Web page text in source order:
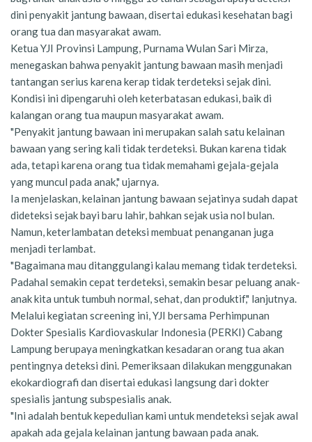
dini penyakit jantung bawaan, disertai edukasi kesehatan bagi
orang tua dan masyarakat awam.
Ketua YJI Provinsi Lampung, Purnama Wulan Sari Mirza,
menegaskan bahwa penyakit jantung bawaan masih menjadi
tantangan serius karena kerap tidak terdeteksi sejak dini.
Kondisi ini dipengaruhi oleh keterbatasan edukasi, baik di
kalangan orang tua maupun masyarakat awam.
"Penyakit jantung bawaan ini merupakan salah satu kelainan
bawaan yang sering kali tidak terdeteksi. Bukan karena tidak
ada, tetapi karena orang tua tidak memahami gejala-gejala
yang muncul pada anak," ujarnya.
Ia menjelaskan, kelainan jantung bawaan sejatinya sudah dapat
dideteksi sejak bayi baru lahir, bahkan sejak usia nol bulan.
Namun, keterlambatan deteksi membuat penanganan juga
menjadi terlambat.
"Bagaimana mau ditanggulangi kalau memang tidak terdeteksi.
Padahal semakin cepat terdeteksi, semakin besar peluang anak-
anak kita untuk tumbuh normal, sehat, dan produktif," lanjutnya.
Melalui kegiatan screening ini, YJI bersama Perhimpunan
Dokter Spesialis Kardiovaskular Indonesia (PERKI) Cabang
Lampung berupaya meningkatkan kesadaran orang tua akan
pentingnya deteksi dini. Pemeriksaan dilakukan menggunakan
ekokardiografi dan disertai edukasi langsung dari dokter
spesialis jantung subspesialis anak.
"Ini adalah bentuk kepedulian kami untuk mendeteksi sejak awal
apakah ada gejala kelainan jantung bawaan pada anak.